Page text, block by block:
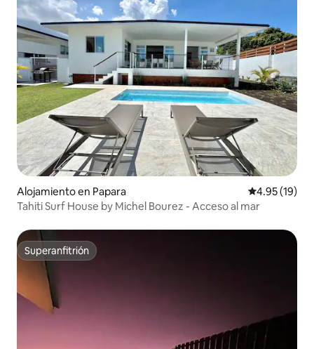
Alojamiento en Papara Calificación
4.95 (19)
Tahiti Surf House by Michel Bourez - Acceso al mar
Superanfitrión
Superanfitrión